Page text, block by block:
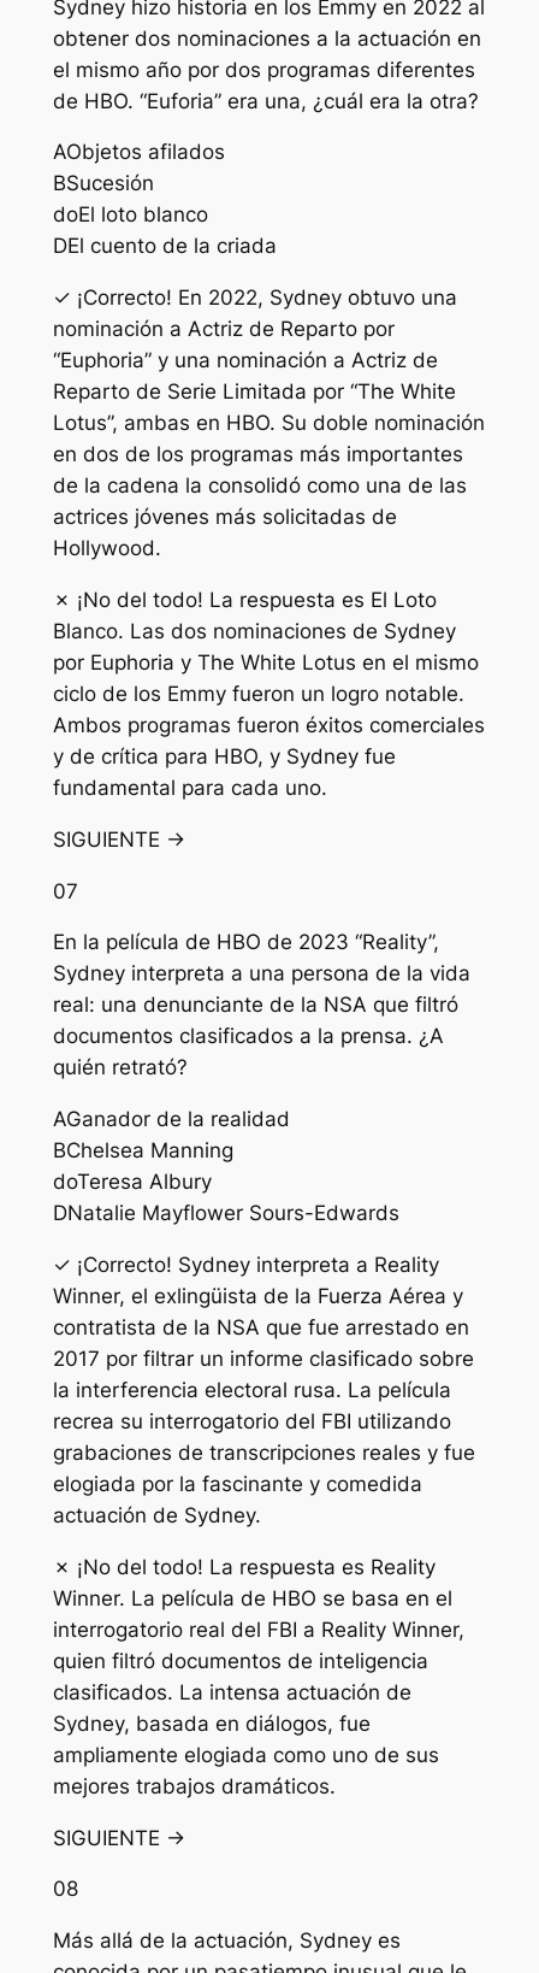
Sydney hizo historia en los Emmy en 2022 al
obtener dos nominaciones a la actuación en
el mismo año por dos programas diferentes
de HBO. “Euforia” era una, ¿cuál era la otra?
AObjetos afilados
BSucesión
doEl loto blanco
DEl cuento de la criada
✓ ¡Correcto! En 2022, Sydney obtuvo una
nominación a Actriz de Reparto por
“Euphoria” y una nominación a Actriz de
Reparto de Serie Limitada por “The White
Lotus”, ambas en HBO. Su doble nominación
en dos de los programas más importantes
de la cadena la consolidó como una de las
actrices jóvenes más solicitadas de
Hollywood.
✗ ¡No del todo! La respuesta es El Loto
Blanco. Las dos nominaciones de Sydney
por Euphoria y The White Lotus en el mismo
ciclo de los Emmy fueron un logro notable.
Ambos programas fueron éxitos comerciales
y de crítica para HBO, y Sydney fue
fundamental para cada uno.
SIGUIENTE →
07
En la película de HBO de 2023 “Reality”,
Sydney interpreta a una persona de la vida
real: una denunciante de la NSA que filtró
documentos clasificados a la prensa. ¿A
quién retrató?
AGanador de la realidad
BChelsea Manning
doTeresa Albury
DNatalie Mayflower Sours-Edwards
✓ ¡Correcto! Sydney interpreta a Reality
Winner, el exlingüista de la Fuerza Aérea y
contratista de la NSA que fue arrestado en
2017 por filtrar un informe clasificado sobre
la interferencia electoral rusa. La película
recrea su interrogatorio del FBI utilizando
grabaciones de transcripciones reales y fue
elogiada por la fascinante y comedida
actuación de Sydney.
✗ ¡No del todo! La respuesta es Reality
Winner. La película de HBO se basa en el
interrogatorio real del FBI a Reality Winner,
quien filtró documentos de inteligencia
clasificados. La intensa actuación de
Sydney, basada en diálogos, fue
ampliamente elogiada como uno de sus
mejores trabajos dramáticos.
SIGUIENTE →
08
Más allá de la actuación, Sydney es